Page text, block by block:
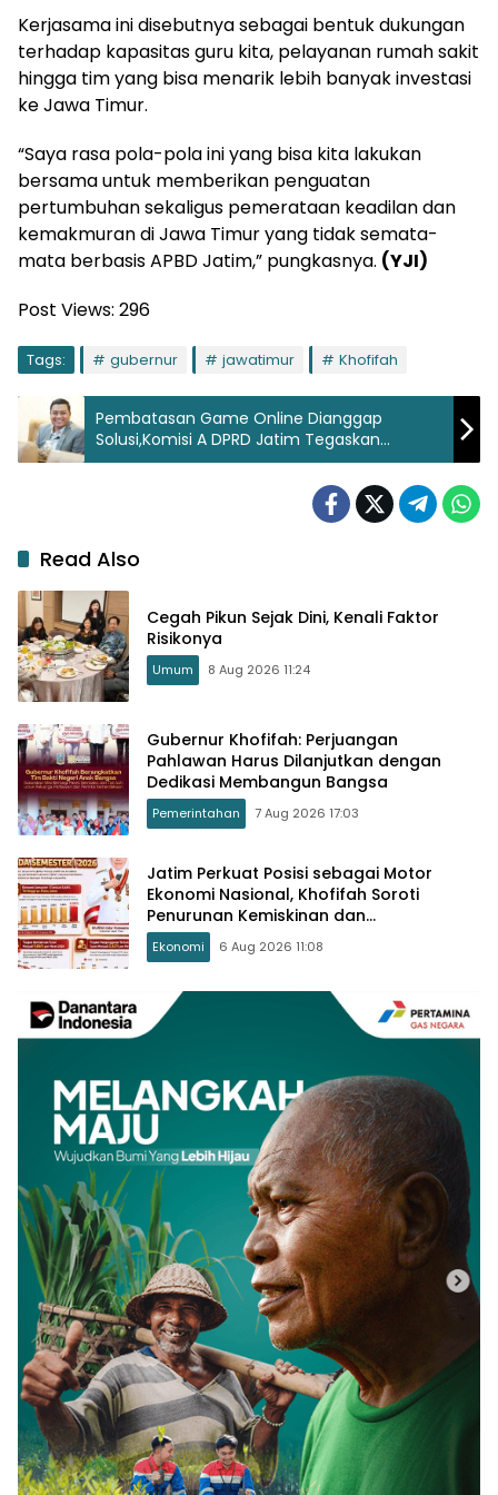
Kerjasama ini disebutnya sebagai bentuk dukungan
terhadap kapasitas guru kita, pelayanan rumah sakit
hingga tim yang bisa menarik lebih banyak investasi
ke Jawa Timur.
“Saya rasa pola-pola ini yang bisa kita lakukan
bersama untuk memberikan penguatan
pertumbuhan sekaligus pemerataan keadilan dan
kemakmuran di Jawa Timur yang tidak semata-
mata berbasis APBD Jatim,” pungkasnya. (YJI)
Post Views: 296
Tags: gubernur jawatimur Khofifah
Pembatasan Game Online Dianggap
Solusi,Komisi A DPRD Jatim Tegaskan
Perlindungan Anak Harus Jadi Prioritas
Read Also
Cegah Pikun Sejak Dini, Kenali Faktor
Risikonya
Umum 8 Aug 2026 11:24
Gubernur Khofifah: Perjuangan
Pahlawan Harus Dilanjutkan dengan
Dedikasi Membangun Bangsa
Pemerintahan 7 Aug 2026 17:03
Jatim Perkuat Posisi sebagai Motor
Ekonomi Nasional, Khofifah Soroti
Penurunan Kemiskinan dan
Pengangguran
Ekonomi 6 Aug 2026 11:08